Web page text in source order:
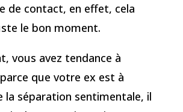
de contact, en effet, cela
le bon moment.
vous avez tendance à
que votre ex est à
la séparation sentimentale, il